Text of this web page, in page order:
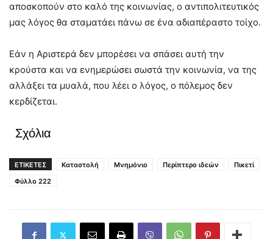
αποσκοπούν στο καλό της κοινωνίας, ο αντιπολιτευτικός
μας λόγος θα σταματάει πάνω σε ένα αδιαπέραστο τοίχο.
Εάν η Αριστερά δεν μπορέσει να σπάσει αυτή την
κρούστα και να ενημερώσει σωστά την κοινωνία, να της
αλλάξει τα μυαλά, που λέει ο λόγος, ο πόλεμος δεν
κερδίζεται.
Σχόλια
ΕΤΙΚΕΤΕΣ Καταστολή Μνημόνιο Περίπτερο ιδεών
Πικετί
Φύλλο 222